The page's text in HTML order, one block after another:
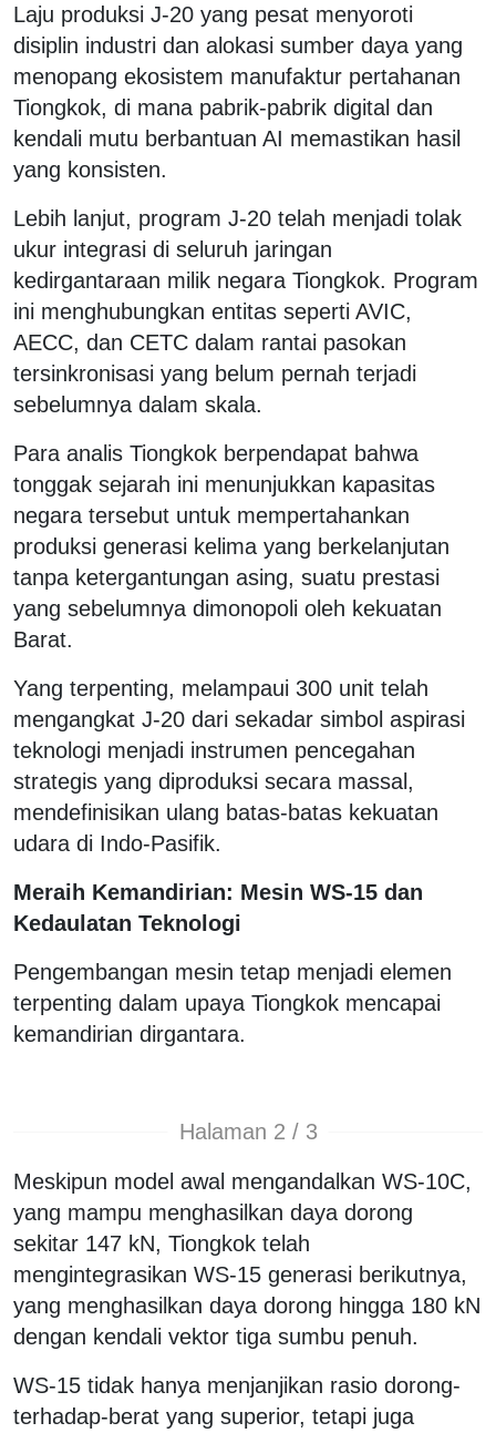
Laju produksi J-20 yang pesat menyoroti
disiplin industri dan alokasi sumber daya yang
menopang ekosistem manufaktur pertahanan
Tiongkok, di mana pabrik-pabrik digital dan
kendali mutu berbantuan AI memastikan hasil
yang konsisten.
Lebih lanjut, program J-20 telah menjadi tolak
ukur integrasi di seluruh jaringan
kedirgantaraan milik negara Tiongkok. Program
ini menghubungkan entitas seperti AVIC,
AECC, dan CETC dalam rantai pasokan
tersinkronisasi yang belum pernah terjadi
sebelumnya dalam skala.
Para analis Tiongkok berpendapat bahwa
tonggak sejarah ini menunjukkan kapasitas
negara tersebut untuk mempertahankan
produksi generasi kelima yang berkelanjutan
tanpa ketergantungan asing, suatu prestasi
yang sebelumnya dimonopoli oleh kekuatan
Barat.
Yang terpenting, melampaui 300 unit telah
mengangkat J-20 dari sekadar simbol aspirasi
teknologi menjadi instrumen pencegahan
strategis yang diproduksi secara massal,
mendefinisikan ulang batas-batas kekuatan
udara di Indo-Pasifik.
Meraih Kemandirian: Mesin WS-15 dan
Kedaulatan Teknologi
Pengembangan mesin tetap menjadi elemen
terpenting dalam upaya Tiongkok mencapai
kemandirian dirgantara.
Halaman 2 / 3
Meskipun model awal mengandalkan WS-10C,
yang mampu menghasilkan daya dorong
sekitar 147 kN, Tiongkok telah
mengintegrasikan WS-15 generasi berikutnya,
yang menghasilkan daya dorong hingga 180 kN
dengan kendali vektor tiga sumbu penuh.
WS-15 tidak hanya menjanjikan rasio dorong-
terhadap-berat yang superior, tetapi juga